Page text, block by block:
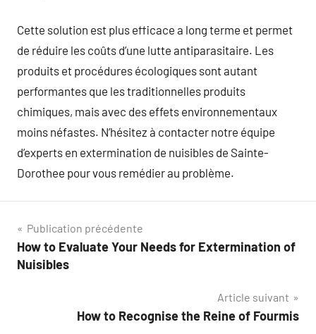
Cette solution est plus efficace a long terme et permet
de réduire les coûts d’une lutte antiparasitaire. Les
produits et procédures écologiques sont autant
performantes que les traditionnelles produits
chimiques, mais avec des effets environnementaux
moins néfastes. N’hésitez à contacter notre équipe
d’experts en extermination de nuisibles de Sainte-
Dorothee pour vous remédier au problème.
Navigation
de
Publication précédente
How to Evaluate Your Needs for Extermination of
Nuisibles
Article suivant
How to Recognise the Reine of Fourmis